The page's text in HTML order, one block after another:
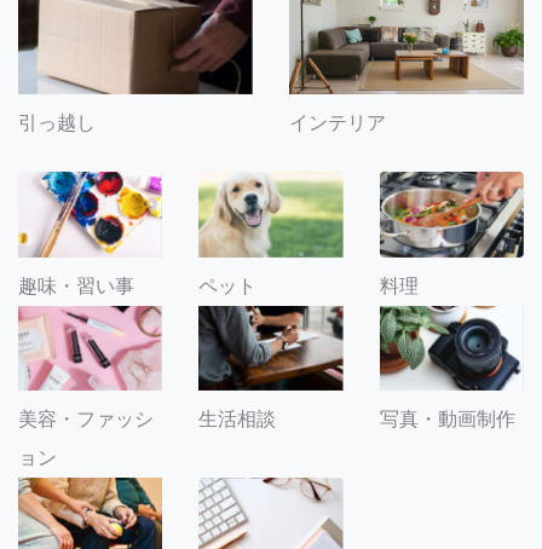
引っ越し インテリア
趣味・習い事 ペット 料理
美容・ファッシ
ョン
生活相談 写真・動画制作